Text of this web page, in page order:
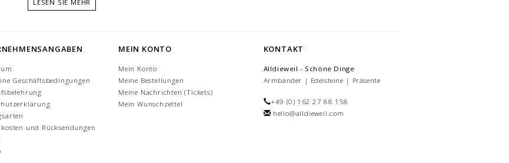
LESEN SIE MEHR
Geschäftsbedingungen
und Rücksendungen
MEIN KONTO
Mein Konto
Meine Bestellungen
Meine Nachrichten (Tickets)
Mein Wunschzettel
KONTAKT
Alldieweil - Schöne Dinge
Armbänder | Edelsteine | Präsente
+49 (0) 162 27 88 158
hello@alldieweil.com